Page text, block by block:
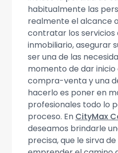
habitualmente las
realmente el alcance
contratar los servicios
inmobiliario, asegurar
ser una de las
momento de dar
compra-venta y una
hacerlo es poner en
profesionales todo lo
proceso. En CityMax
deseamos brindarle
precisa, que le sirva